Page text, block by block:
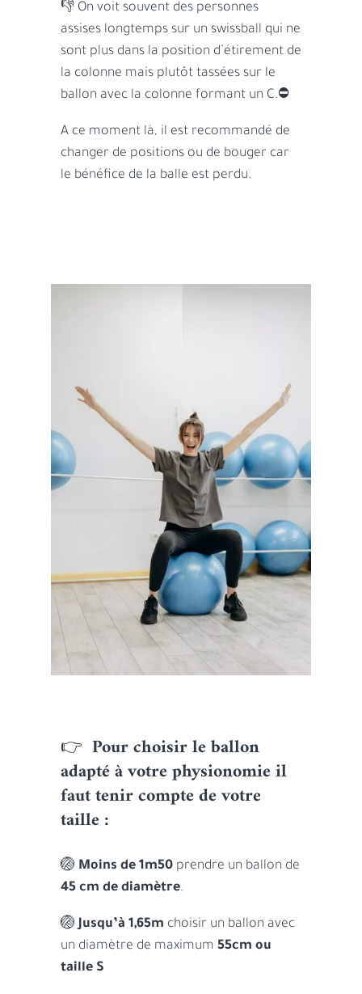
👎 On voit souvent des personnes
assises longtemps sur un swissball qui ne
sont plus dans la position d’étirement de
la colonne mais plutôt tassées sur le
ballon avec la colonne formant un C.⛔
A ce moment là, il est recommandé de
changer de positions ou de bouger car
le bénéfice de la balle est perdu.
👉 Pour choisir le ballon
adapté à votre physionomie il
faut tenir compte de votre
taille :
🏐 Moins de 1m50prendre un ballon de
45 cm de diamètre.
🏐Jusqu’à 1,65m choisir un ballon avec
un diamètre de maximum 55cm ou
taille S